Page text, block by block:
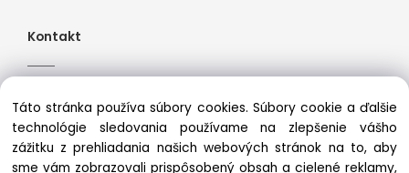
Kontakt
Mail:info@premiosport.sk
Táto stránka používa súbory cookies. Súbory cookie a ďalšie
technológie sledovania používame na zlepšenie vášho
zážitku z prehliadania našich webových stránok na to, aby
sme vám zobrazovali prispôsobený obsah a cielené reklamy,